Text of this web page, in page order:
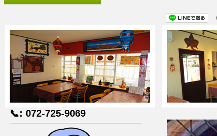
📞: 072-725-9069